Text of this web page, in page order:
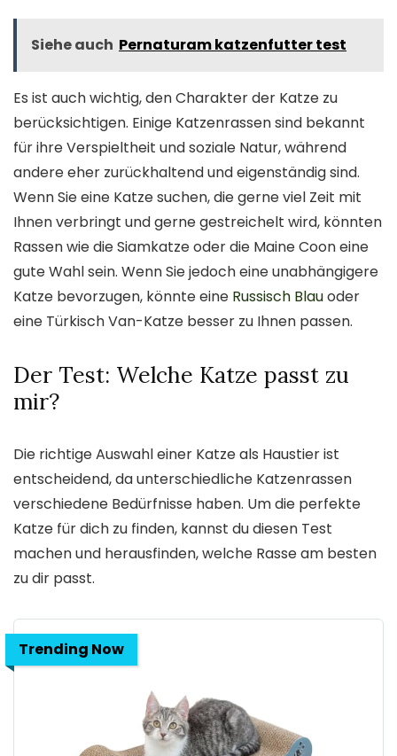
Siehe auch Pernaturam katzenfutter test
Es ist auch wichtig, den Charakter der Katze zu
berücksichtigen. Einige Katzenrassen sind bekannt
für ihre Verspieltheit und soziale Natur, während
andere eher zurückhaltend und eigenständig sind.
Wenn Sie eine Katze suchen, die gerne viel Zeit mit
Ihnen verbringt und gerne gestreichelt wird, könnten
Rassen wie die Siamkatze oder die Maine Coon eine
gute Wahl sein. Wenn Sie jedoch eine unabhängigere
Katze bevorzugen, könnte eine Russisch Blauoder
eine Türkisch Van-Katze besser zu Ihnen passen.
Der Test: Welche Katze passt zu
mir?
Die richtige Auswahl einer Katze als Haustier ist
entscheidend, da unterschiedliche Katzenrassen
verschiedene Bedürfnisse haben. Um die perfekte
Katze für dich zu finden, kannst du diesen Test
machen und herausfinden, welche Rasse am besten
zu dir passt.
Trending Now